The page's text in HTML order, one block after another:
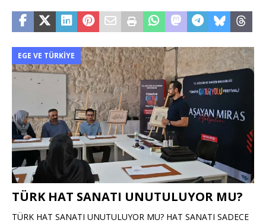
EGE VE TÜRKIYE
TÜRK HAT SANATI UNUTULUYOR MU?
TÜRK HAT SANATI UNUTULUYOR MU? HAT SANATI SADECE